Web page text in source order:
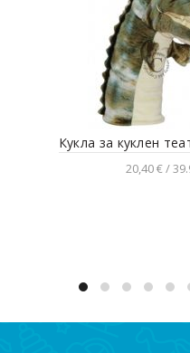
Кукла за куклен
20,40 € /